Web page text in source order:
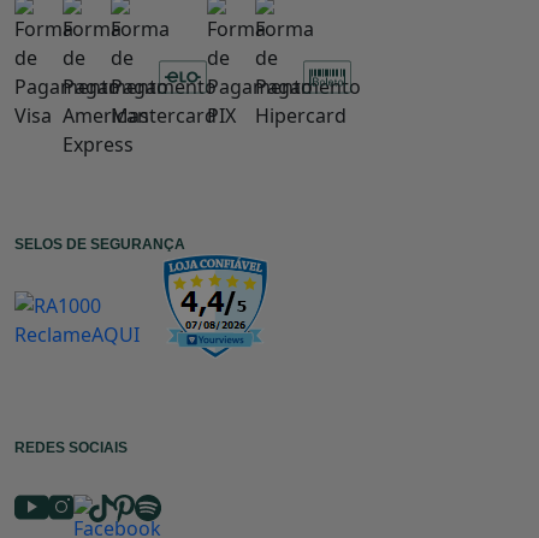
SELOS DE SEGURANÇA
REDES SOCIAIS